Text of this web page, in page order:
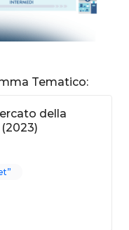
Tematico:
della